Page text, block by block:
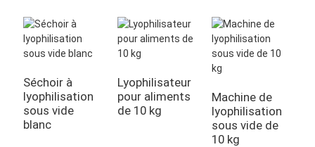
Séchoir à
lyophilisation
sous vide
blanc
Lyophilisateur
pour aliments
de 10 kg
Machine de
lyophilisation
sous vide de
10 kg